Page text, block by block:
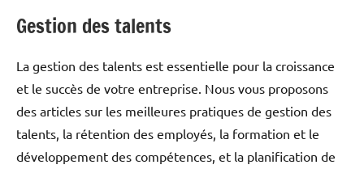
Gestion des talents
La gestion des talents est essentielle pour la croissance
et le succès de votre entreprise. Nous vous proposons
des articles sur les meilleures pratiques de gestion des
talents, la rétention des employés, la formation et le
développement des compétences, et la planification de